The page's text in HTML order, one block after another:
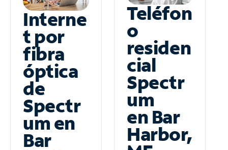
Interne
t por
fibra
óptica
de
Spectr
um en
Bar
Teléfon
o
residen
cial
Spectr
um
en Bar
Harbor,